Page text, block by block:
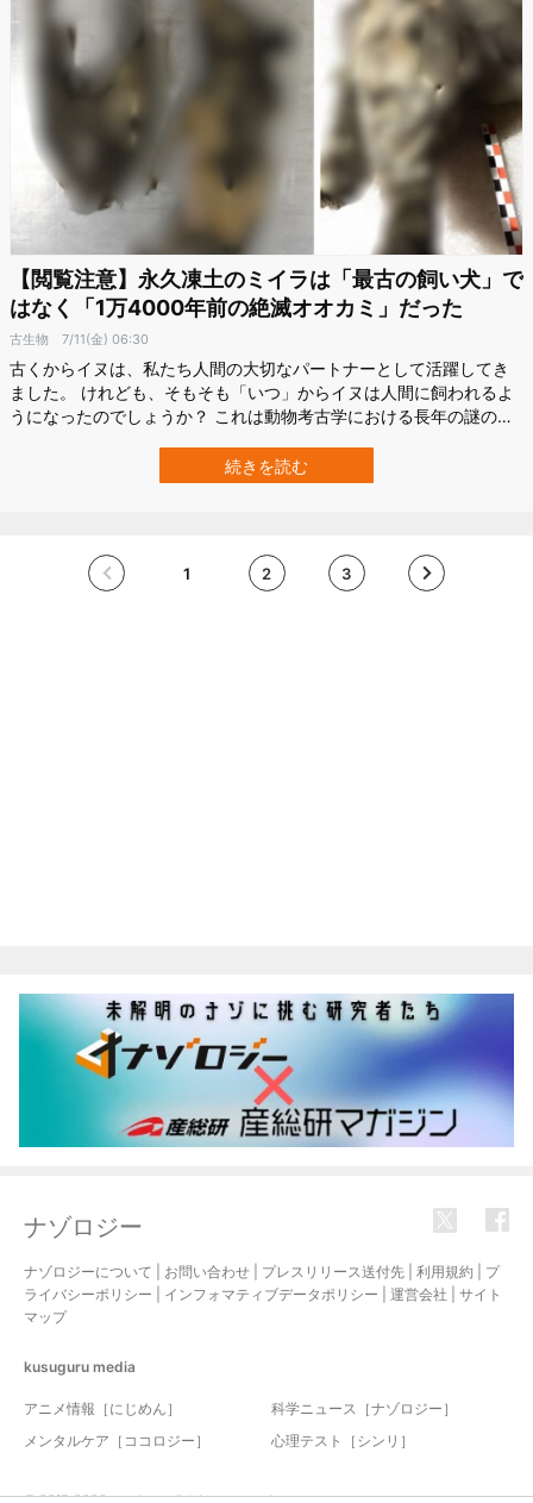
【閲覧注意】永久凍土のミイラは「最古の飼い犬」で
はなく「1万4000年前の絶滅オオカミ」だった
古生物 7/11(金) 06:30
古くからイヌは、私たち人間の大切なパートナーとして活躍してき
ました。 けれども、そもそも「いつ」からイヌは人間に飼われるよ
うになったのでしょうか？ これは動物考古学における長年の謎のひ
犬のミイラ」が、過去10年以上にわたり「世界最古の家畜犬かもし
れない」と注目されてきました。 しかし、最新の研究によりこの仮
続きを読む
1 2 3
ナゾロジー
ナゾロジーについて お問い合わせ プレスリリース送付先 利用規約
プ
ライバシーポリシー
インフォマティブデータポリシー 運営会社
サイト
マップ
kusuguru media
アニメ情報［にじめん］
科学ニュース［ナゾロジー］
メンタルケア［ココロジー］
心理テスト［シンリ］